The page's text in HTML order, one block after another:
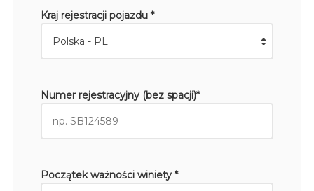
Kraj rejestracji pojazdu *
Numer rejestracyjny (bez spacji)*
Początek ważności winiety *